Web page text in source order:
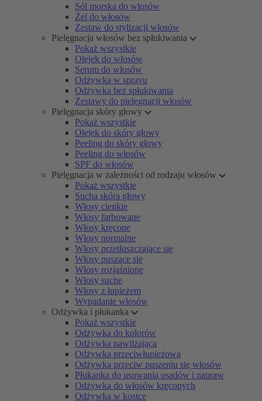
Sól morska do włosów
Żel do włosów
Zestaw do stylizacji włosów
Pielęgnacja włosów bez spłukiwania
Pokaż wszystkie
Olejek do włosów
Serum do włosów
Odżywka w sprayu
Odżywka bez spłukiwania
Zestawy do pielęgnacji włosów
Pielęgnacja skóry głowy
Pokaż wszystkie
Olejek do skóry głowy
Peeling do skóry głowy
Peeling do włosów
SPF do włosów
Pielęgnacja w zależności od rodzaju włosów
Pokaż wszystkie
Sucha skóra głowy
Włosy cienkie
Włosy farbowane
Włosy kręcone
Włosy normalne
Włosy przetłuszczające się
Włosy puszące się
Włosy rozjaśnione
Włosy suche
Włosy z łupieżem
Wypadanie włosów
Odżywka i płukanka
Pokaż wszystkie
Odżywka do kolorów
Odżywka nawilżająca
Odżywka przeciwłupieżowa
Odżywka przeciw puszeniu się włosów
Płukanka do usuwania osadów i napraw
Odżywka do włosów kręconych
Odżywka w kostce